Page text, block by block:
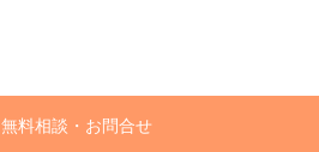
無料相談・お問合せ